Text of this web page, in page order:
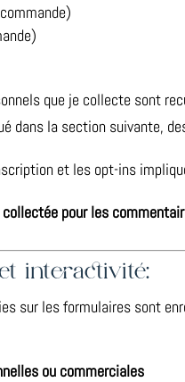
que je collecte sont
dans la section suivante,
et les opt-ins
collectée pour les
interactivité:
sur les formulaires sont
ou commerciales